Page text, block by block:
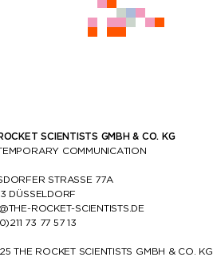
SCIENTISTS GMBH & CO. KG
COMMUNICATION
STRASSE 77A
DÜSSELDORF
ROCKET-SCIENTISTS.DE
73 77 57 13
THE ROCKET SCIENTISTS GMBH & CO. KG